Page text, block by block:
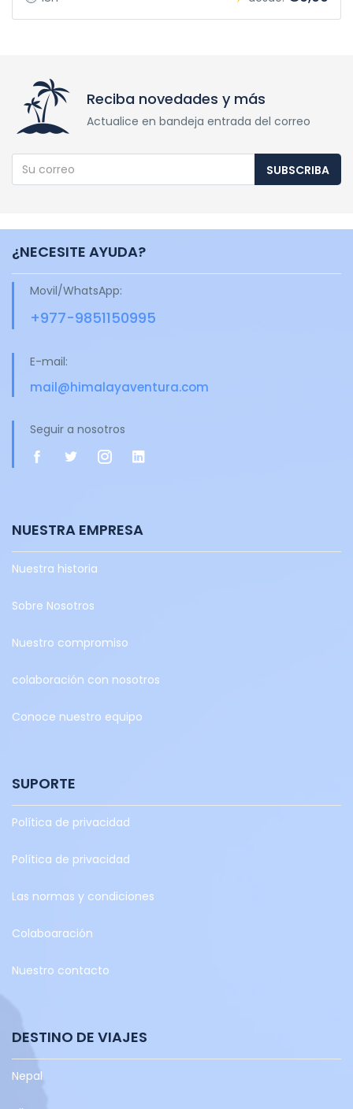
Reciba novedades y más
Actualice en bandeja entrada del correo
SUBSCRIBA
¿NECESITE AYUDA?
Movil/WhatsApp:
+977-9851150995
E-mail:
mail@himalayaventura.com
Seguir a nosotros
NUESTRA EMPRESA
Nuestra historia
Sobre Nosotros
Nuestro compromiso
colaboración con nosotros
Conoce nuestro equipo
SUPORTE
Política de privacidad
Política de privacidad
Las normas y condiciones
Colaboaración
Nuestro contacto
DESTINO DE VIAJES
Nepal